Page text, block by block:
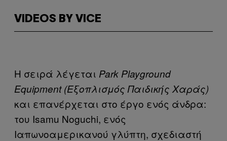
VIDEOS BY VICE
Η σειρά λέγεται Park Playground
Equipment(Εξοπλισμός Παιδικής Χαράς)
και επανέρχεται στο έργο ενός άνδρα:
του Isamu Noguchi, ενός
Ιαπωνοαμερικανού γλύπτη, σχεδιαστή